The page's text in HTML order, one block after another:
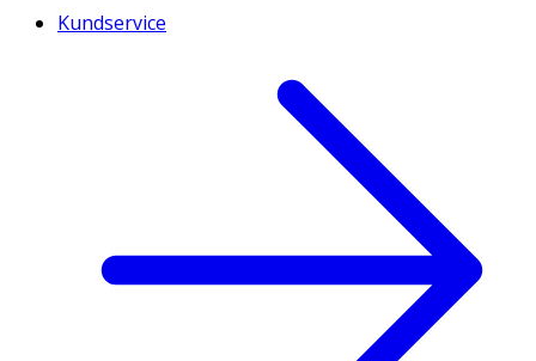
Kundservice